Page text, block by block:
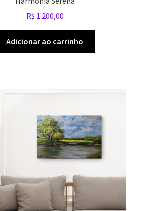
R$ 1.200,00
Adicionar ao carrinho